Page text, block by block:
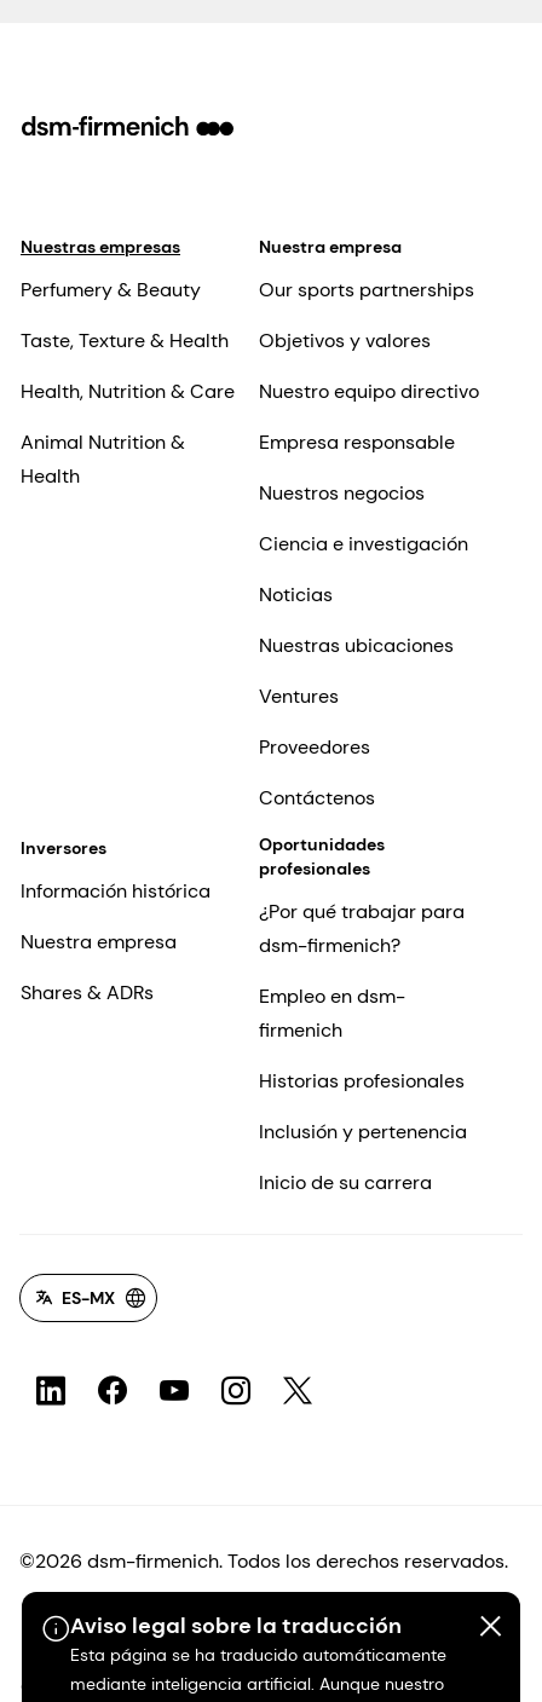
Aviso legal sobre la traducción
Esta página se ha traducido automáticamente
mediante inteligencia artificial. Aunque nuestro
Nuestras empresas
Perfumery & Beauty
Taste, Texture & Health
Health, Nutrition & Care
Animal Nutrition &
Health
Nuestra empresa
Our sports partnerships
Objetivos y valores
Nuestro equipo directivo
Empresa responsable
Nuestros negocios
Ciencia e investigación
Noticias
Nuestras ubicaciones
Ventures
Proveedores
Contáctenos
Inversores
Información histórica
Nuestra empresa
Shares & ADRs
Oportunidades
profesionales
¿Por qué trabajar para
dsm-firmenich?
Empleo en dsm-
firmenich
Historias profesionales
Inclusión y pertenencia
Inicio de su carrera
ES-MX
©2026 dsm-firmenich. Todos los derechos reservados.
Protección de datos
Condiciones de uso